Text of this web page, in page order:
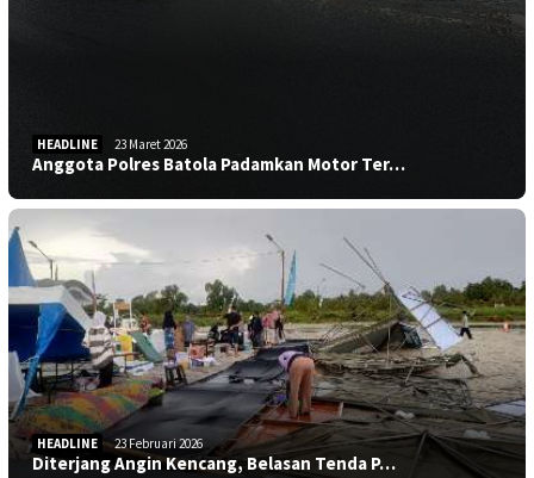
HEADLINE 23 Maret 2026
Anggota Polres Batola Padamkan Motor Ter…
HEADLINE 23 Februari 2026
Diterjang Angin Kencang, Belasan Tenda P…